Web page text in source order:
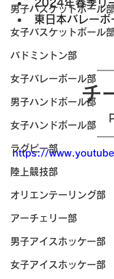
男子バスケットボール部
女子バスケットボール部
バドミントン部
女子バレーボール部
男子ハンドボール部
女子ハンドボール部
ラグビー部
陸上競技部
オリエンテーリング部
アーチェリー部
男子アイスホッケー部
女子アイスホッケー部
2024年春季リ
東日本バレー
チ
https://